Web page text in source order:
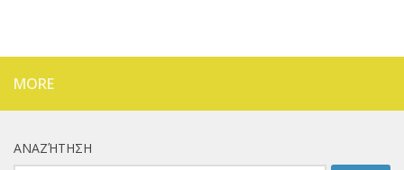
MORE
ΑΝΑΖΉΤΗΣΗ